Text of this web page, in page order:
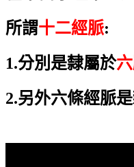
所謂十二經脈:
1.分別是隸屬於
2.另外六條經脈